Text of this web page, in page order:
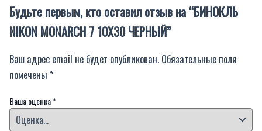
Будьте первым, кто оставил отзыв на “БИНОКЛЬ
NIKON MONARCH 7 10X30 ЧЕРНЫЙ”
Ваш адрес email не будет опубликован. Обязательные поля
помечены *
Ваша оценка*